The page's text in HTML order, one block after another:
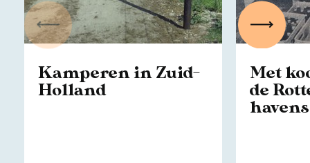
Kamperen in Zuid-
Holland
Met
de
havens
Vorige